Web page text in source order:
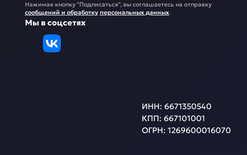
Нажимая кнопку "Подписаться", вы соглашаетесь на отправку
сообщений и обработку персональных данных.
Мы в соцсетях
ИНН: 6671350540
КПП: 667101001
ОГРН: 1269600016070